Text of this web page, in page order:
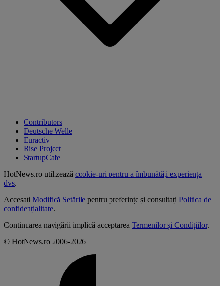
Contributors
Deutsche Welle
Euractiv
Rise Project
StartupCafe
HotNews.ro utilizează cookie-uri pentru a îmbunătăți experiența
dvs.
Accesați Modifică Setările pentru preferințe și consultați Politica de
confidențialitate.
Continuarea navigării implică acceptarea Termenilor și Condițiilor.
© HotNews.ro 2006-2026